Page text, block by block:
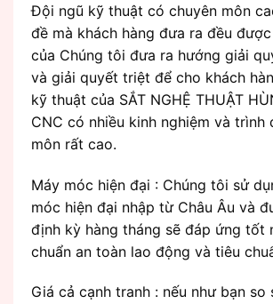
Đội ngũ kỹ thuật có chuyên môn
đề mà khách hàng đưa ra đều
của Chúng tôi đưa ra hướng giải
và giải quyết triệt để cho khách
kỹ thuật của SẮT NGHỆ THUẬT
CNC có nhiều kinh nghiệm và trình
môn rất cao.
Máy móc hiện đại : Chúng tôi sử
móc hiện đại nhập từ Châu Âu và
định kỳ hàng tháng sẽ đáp ứng tốt
chuẩn an toàn lao động và tiêu
Giá cả cạnh tranh : nếu như bạn so